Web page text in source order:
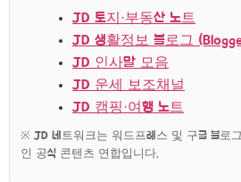
JD 토지·부동산 노트
JD 생활정보 블로그
JD 인사말 모음
JD 운세 보조채널
JD 캠핑·여행 노트
※ JD 네트워크는 워드프레스 및 구글 블로
인 공식 콘텐츠 연합입니다.